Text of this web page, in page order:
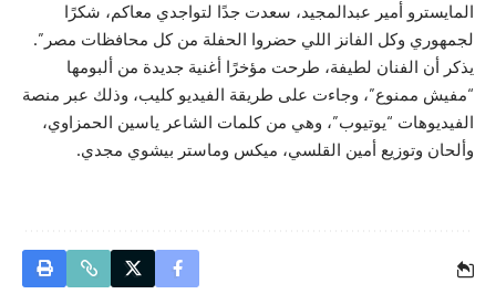
المايسترو أمير عبدالمجيد، سعدت جدًا لتواجدي معاكم، شكرًا
لجمهوري وكل الفانز اللي حضروا الحفلة من كل محافظات مصر”.
يذكر أن الفنان لطيفة، طرحت مؤخرًا أغنية جديدة من ألبومها
“مفيش ممنوع”، وجاءت على طريقة الفيديو كليب، وذلك عبر منصة
الفيديوهات “يوتيوب”، وهي من كلمات الشاعر ياسين الحمزاوي،
وألحان وتوزيع أمين القلسي، ميكس وماستر بيشوي مجدي.